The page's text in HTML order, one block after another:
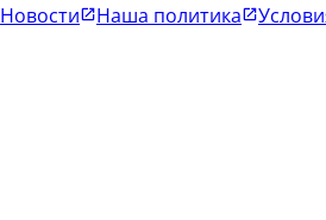
Новости Наша политика